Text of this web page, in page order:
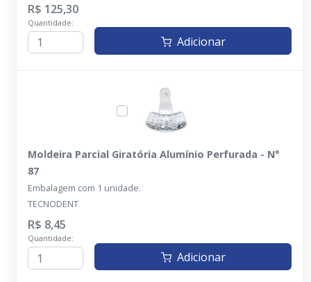
R$ 125,30
Quantidade:
Adicionar
Moldeira Parcial Giratória Alumínio Perfurada - N°
87
Embalagem com 1 unidade.
TECNODENT
R$ 8,45
Quantidade:
Adicionar